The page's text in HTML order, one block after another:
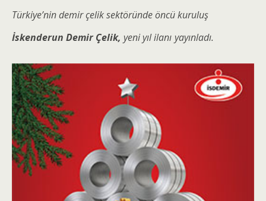
Türkiye’nin demir çelik sektöründe öncü kuruluş
İskenderun Demir Çelik, yeni yıl ilanı yayınladı.